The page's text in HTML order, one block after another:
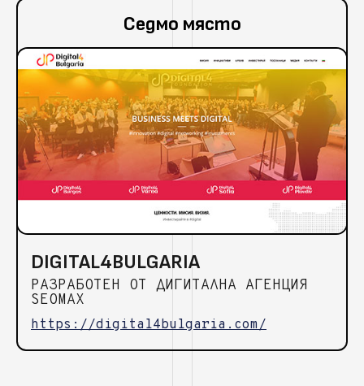
Седмо място
DIGITAL4BULGARIA
РАЗРАБОТЕН ОТ ДИГИТАЛНА АГЕНЦИЯ
SEOMAX
https://digital4bulgaria.com/